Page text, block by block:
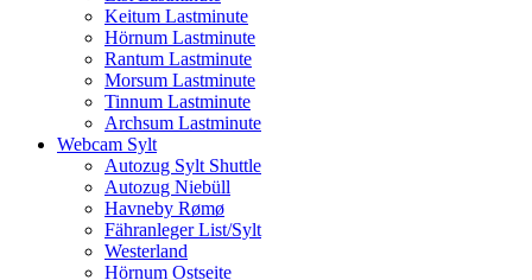
Keitum Lastminute
Hörnum Lastminute
Rantum Lastminute
Morsum Lastminute
Tinnum Lastminute
Archsum Lastminute
Webcam Sylt
Autozug Sylt Shuttle
Autozug Niebüll
Havneby Rømø
Fähranleger List/Sylt
Westerland
Hörnum Ostseite